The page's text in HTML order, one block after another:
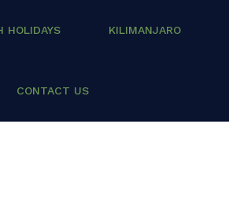
HOLIDAYS KILIMANJARO
CONTACT US